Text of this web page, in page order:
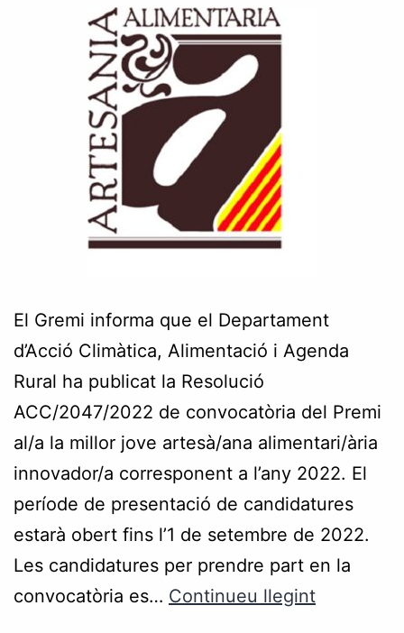
El Gremi informa que el Departament
d’Acció Climàtica, Alimentació i Agenda
Rural ha publicat la Resolució
ACC/2047/2022 de convocatòria del Premi
al/a la millor jove artesà/ana alimentari/ària
innovador/a corresponent a l’any 2022. El
període de presentació de candidatures
estarà obert fins l’1 de setembre de 2022.
Les candidatures per prendre part en la
convocatòria es… Continueu llegint